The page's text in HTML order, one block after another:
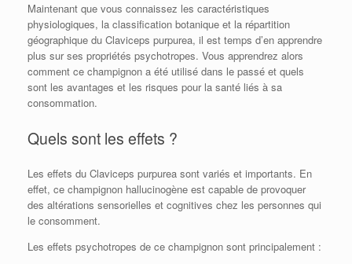
Maintenant que vous connaissez les caractéristiques
physiologiques, la classification botanique et la répartition
géographique du Claviceps purpurea, il est temps d’en apprendre
plus sur ses propriétés psychotropes. Vous apprendrez alors
comment ce champignon a été utilisé dans le passé et quels
sont les avantages et les risques pour la santé liés à sa
consommation.
Quels sont les effets ?
Les effets du Claviceps purpurea sont variés et importants. En
effet, ce champignon hallucinogène est capable de provoquer
des altérations sensorielles et cognitives chez les personnes qui
le consomment.
Les effets psychotropes de ce champignon sont principalement :